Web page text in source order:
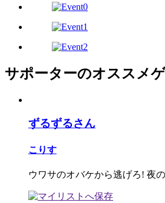
サポーターのオススメ
ずるずるさん
こりす
ウワサのオバケから逃げろ! 夜